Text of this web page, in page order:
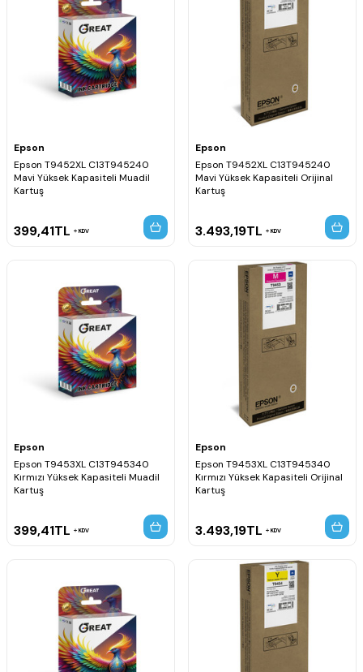
Epson
Epson T9452XL C13T945240
Mavi Yüksek Kapasiteli Muadil
Kartuş
399,41TL KDV
Epson
Epson T9452XL C13T945240
Mavi Yüksek Kapasiteli Orijinal
Kartuş
3.493,19TL KDV
Epson
Epson T9453XL C13T945340
Kırmızı Yüksek Kapasiteli Muadil
Kartuş
399,41TL KDV
Epson
Epson T9453XL C13T945340
Kırmızı Yüksek Kapasiteli Orijinal
Kartuş
3.493,19TL KDV